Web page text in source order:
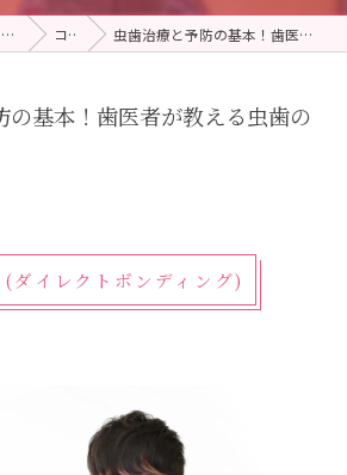
福岡の歯医者ならむらつ歯科クリニック コラム 虫歯治療と予防の基本！歯医者が教える虫歯の原因と対策
の基本！歯医者が教える虫歯の
ダイレクトボンディング)